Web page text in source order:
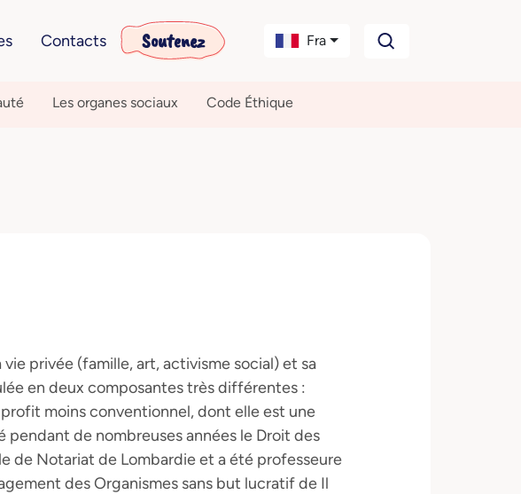
Contacts Soutenez Fra
Les organes sociaux Code Éthique
privée (famille, art, activisme social) et sa
en deux composantes très différentes :
moins conventionnel, dont elle est une
pendant de nombreuses années le Droit des
de Notariat de Lombardie et a été professeure
des Organismes sans but lucratif de Il